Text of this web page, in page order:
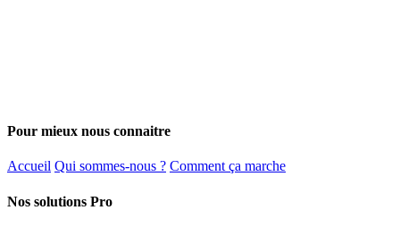
Pour mieux nous connaitre
Accueil Qui sommes-nous ? Comment ça marche
Nos solutions Pro